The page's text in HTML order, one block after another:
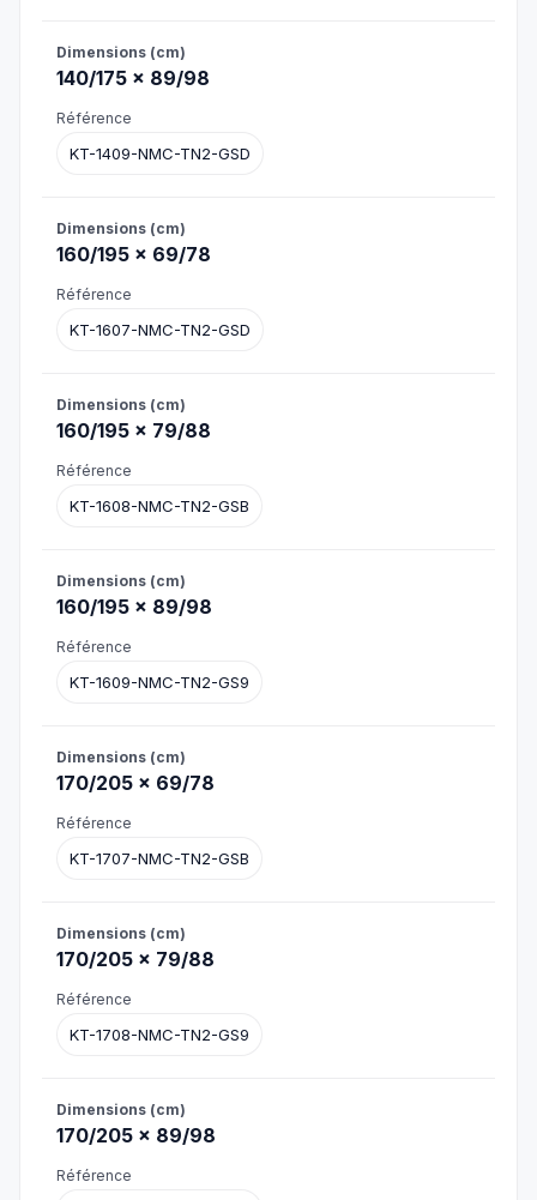
140/175 × 89/98
KT-1409-NMC-TN2-GSD
160/195 × 69/78
KT-1607-NMC-TN2-GSD
160/195 × 79/88
KT-1608-NMC-TN2-GSB
160/195 × 89/98
KT-1609-NMC-TN2-GS9
170/205 × 69/78
KT-1707-NMC-TN2-GSB
170/205 × 79/88
KT-1708-NMC-TN2-GS9
170/205 × 89/98